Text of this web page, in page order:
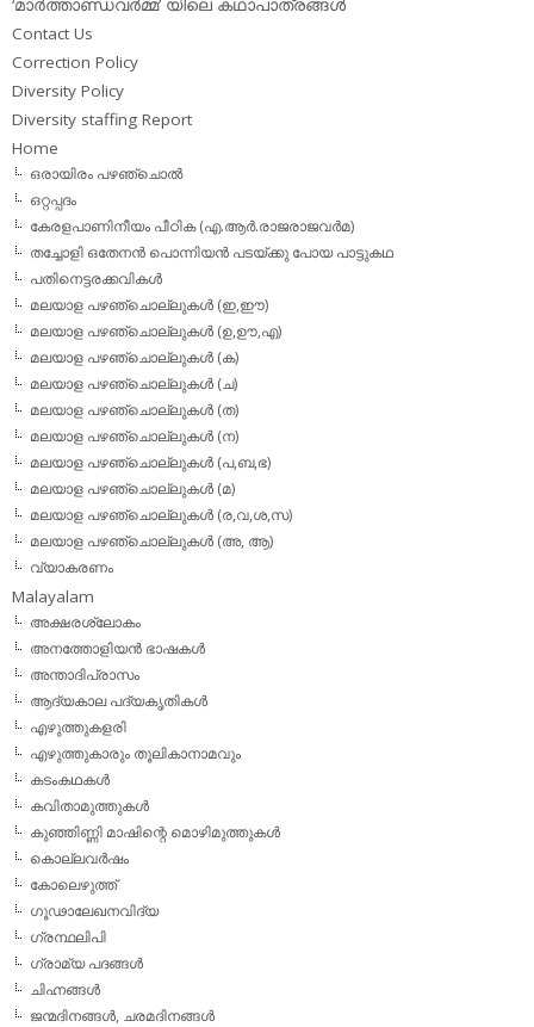
‘മാര്‍ത്താണ്ഡവര്‍മ്മ’ യിലെ കഥാപാത്രങ്ങള്‍
Contact Us
Correction Policy
Diversity Policy
Diversity staffing Report
Home
ഒരായിരം പഴഞ്ചൊല്‍
ഒറ്റപ്പദം
കേരളപാണിനീയം പീഠിക (എ.ആര്‍.രാജരാജവര്‍മ)
തച്ചോളി ഒതേനൻ പൊന്നിയൻ പടയ്‌ക്കു പോയ പാട്ടുകഥ
പതിനെട്ടരക്കവികള്‍
മലയാള പഴഞ്ചൊല്ലുകള്‍ (ഇ,ഈ)
മലയാള പഴഞ്ചൊല്ലുകള്‍ (ഉ,ഊ,എ)
മലയാള പഴഞ്ചൊല്ലുകള്‍ (ക)
മലയാള പഴഞ്ചൊല്ലുകള്‍ (ച)
മലയാള പഴഞ്ചൊല്ലുകള്‍ (ത)
മലയാള പഴഞ്ചൊല്ലുകള്‍ (ന)
മലയാള പഴഞ്ചൊല്ലുകള്‍ (പ,ബ,ഭ)
മലയാള പഴഞ്ചൊല്ലുകള്‍ (മ)
മലയാള പഴഞ്ചൊല്ലുകള്‍ (ര,വ,ശ,സ)
മലയാള പഴഞ്ചൊല്ലുകൾ (അ, ആ)
വ്യാകരണം
Malayalam
അക്ഷരശ്ലോകം
അനത്തോളിയന്‍ ഭാഷകള്‍
അന്താദിപ്രാസം
ആദ്യകാല പദ്യകൃതികള്‍
എഴുത്തുകളരി
എഴുത്തുകാരും തൂലികാനാമവും
കടംകഥകള്‍
കവിതാമുത്തുകള്‍
കുഞ്ഞിണ്ണി മാഷിന്റെ മൊഴിമുത്തുകള്‍
കൊല്ലവര്‍ഷം
കോലെഴുത്ത്
ഗൂഢാലേഖനവിദ്യ
ഗ്രന്ഥലിപി
ഗ്രാമ്യ പദങ്ങള്‍
ചിഹ്നങ്ങള്‍
ജന്മദിനങ്ങള്‍, ചരമദിനങ്ങള്‍